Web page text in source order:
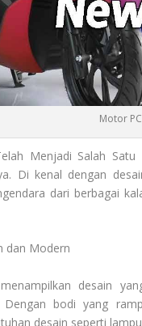
Motor
Menjadi Salah Satu
Di kenal dengan
dari berbagai
dan Modern
desain
Dengan bodi yang
desain seperti